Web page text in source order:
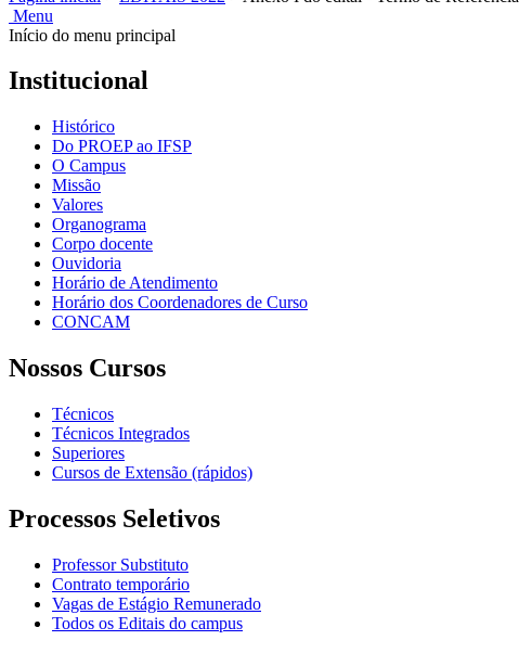
Menu
Início do menu principal
Institucional
Histórico
Do PROEP ao IFSP
O Campus
Missão
Valores
Organograma
Corpo docente
Ouvidoria
Horário de Atendimento
Horário dos Coordenadores de Curso
CONCAM
Nossos Cursos
Técnicos
Técnicos Integrados
Superiores
Cursos de Extensão (rápidos)
Processos Seletivos
Professor Substituto
Contrato temporário
Vagas de Estágio Remunerado
Todos os Editais do campus